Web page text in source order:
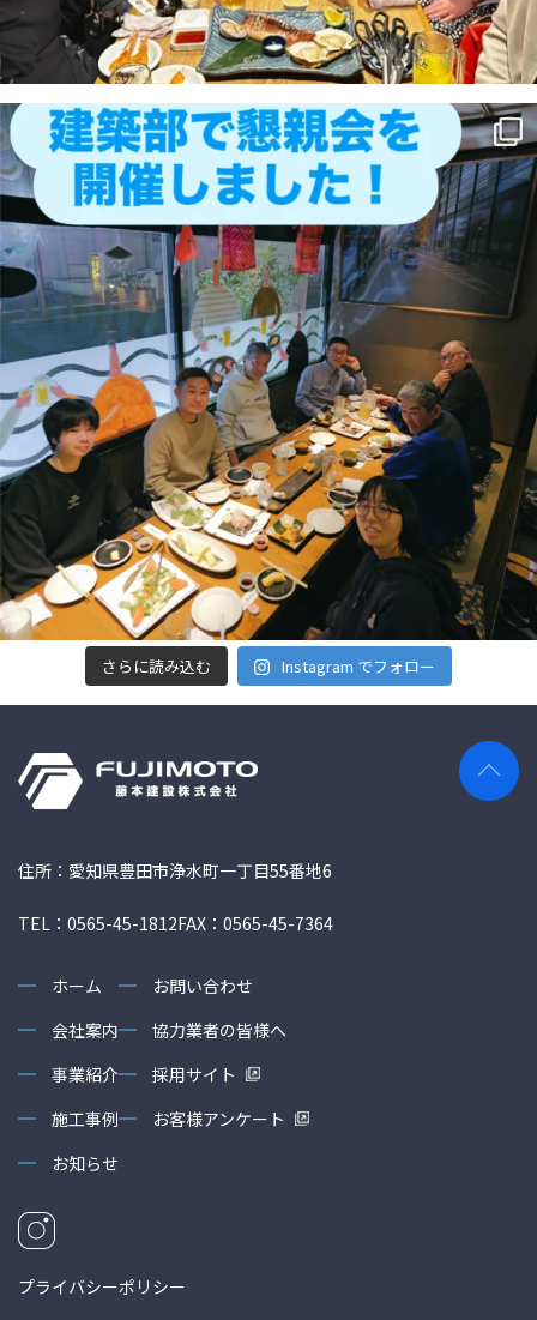
さらに読み込む Instagram でフォロー
住所：愛知県豊田市浄水町一丁目55番地6
TEL：0565-45-1812FAX：0565-45-7364
ホーム
会社案内
事業紹介
施工事例
お知らせ
お問い合わせ
協力業者の皆様へ
採用サイト
お客様アンケート
プライバシーポリシー